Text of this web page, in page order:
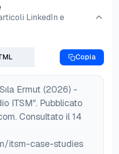
LinkedIn e
Copia
Ermut (2026) -
ITSM". Pubblicato
Consultato il 14
itsm-case-studies